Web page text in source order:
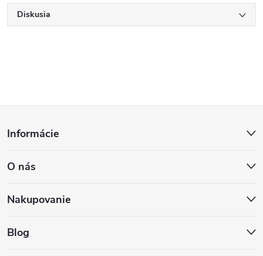
Diskusia
p
ä
Informácie
O nás
Nakupovanie
Blog